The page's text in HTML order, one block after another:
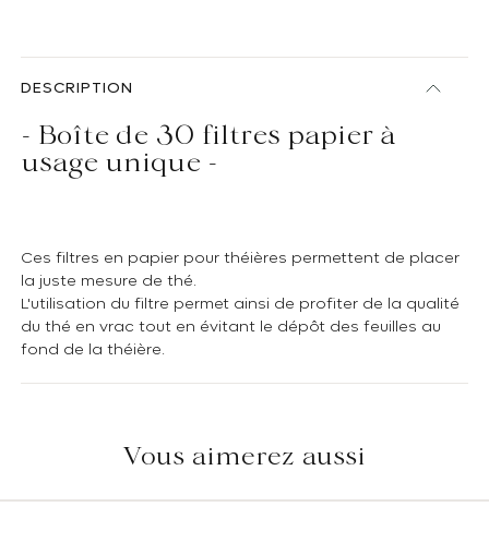
DESCRIPTION
- Boîte de 30 filtres papier à
usage unique -
Ces filtres en papier pour théières permettent de placer
la juste mesure de thé.
L'utilisation du filtre permet ainsi de profiter de la qualité
du thé en vrac tout en évitant le dépôt des feuilles au
fond de la théière.
Vous aimerez aussi